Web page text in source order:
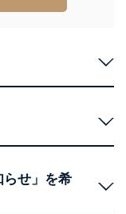
ィレクター 前
的
らせ」を希